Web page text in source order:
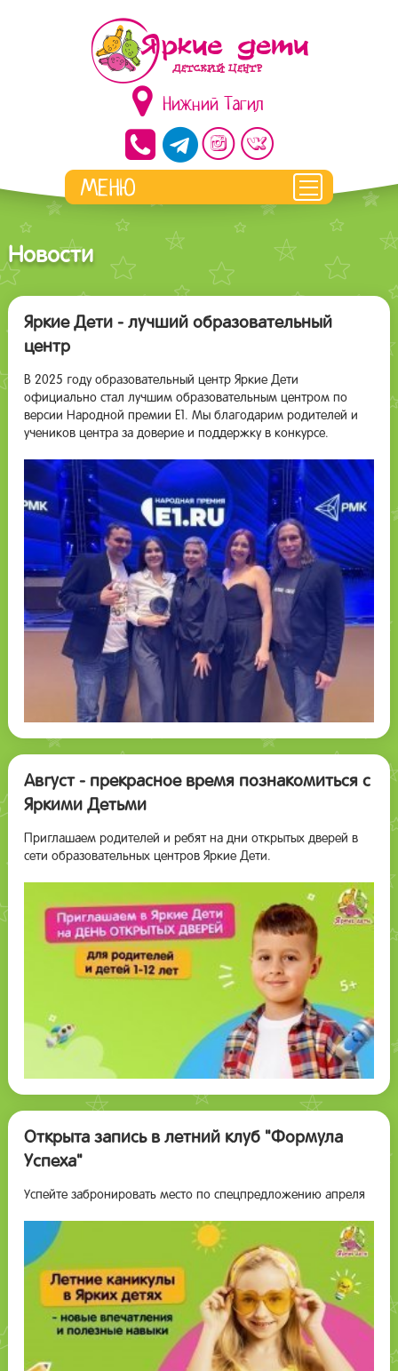
Нижний Тагил
Новости
Яркие Дети - лучший образовательный
центр
В 2025 году образовательный центр Яркие Дети
официально стал лучшим образовательным центром по
версии Народной премии Е1. Мы благодарим родителей и
учеников центра за доверие и поддержку в конкурсе.
Август - прекрасное время познакомиться с
Яркими Детьми
Приглашаем родителей и ребят на дни открытых дверей в
сети образовательных центров Яркие Дети.
Открыта запись в летний клуб "Формула
Успеха"
Успейте забронировать место по спецпредложению апреля